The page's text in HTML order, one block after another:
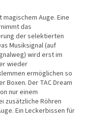
Auge. Eine
das
der selektierten
Musiksignal (auf
wird erst im
wieder
ermöglichen so
Der TAC Dream
nur einem
zusätzliche Röhren
Ein Leckerbissen für